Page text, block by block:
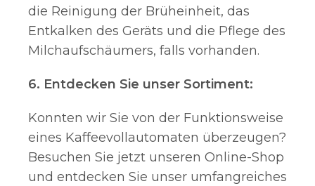
die Reinigung der Brüheinheit, das
Entkalken des Geräts und die Pflege des
Milchaufschäumers, falls vorhanden.
6. Entdecken Sie unser Sortiment:
Konnten wir Sie von der Funktionsweise
eines Kaffeevollautomaten überzeugen?
Besuchen Sie jetzt unseren Online-Shop
und entdecken Sie unser umfangreiches